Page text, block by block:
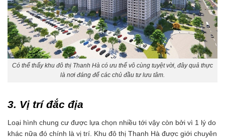
Có thể thấy khu đô thị Thanh Hà có ưu thế vô cùng tuyệt vời, đây quả thực
là nơi đáng để các chủ đầu tư lưu tâm.
3. Vị trí đắc địa
Loại hình chung cư được lựa chọn nhiều tới vậy còn bởi vì 1 lý do
khác nữa đó chính là vị trí. Khu đô thị Thanh Hà được giới chuyên